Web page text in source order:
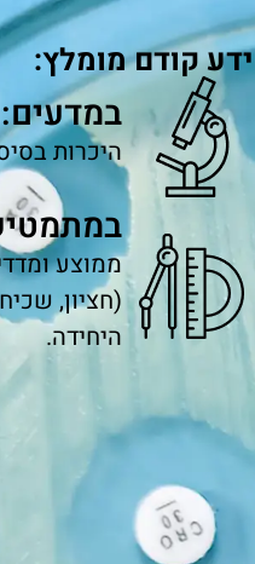
ידע קודם מומלץ:
במדעים:
היכרות
ממוצע
(חציון,
היחידה.